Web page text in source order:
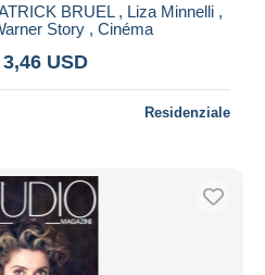
BRUEL , Liza Minnelli ,
Story , Cinéma
USD
Residenziale